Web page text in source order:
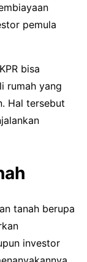
pemula
bisa
rumah yang
Hal tersebut
tanah berupa
investor